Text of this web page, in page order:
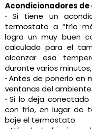
Acondicionadores de
· Si tiene un
termostato a “frío
logra un muy buen
calculado para el
alcanzar esa
durante varios
·Antes de ponerlo en
ventanas del ambiente.
·Si lo deja
con frío, en lugar de
baje el termostato.